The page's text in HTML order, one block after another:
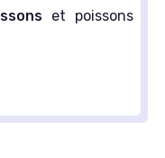
et poissons